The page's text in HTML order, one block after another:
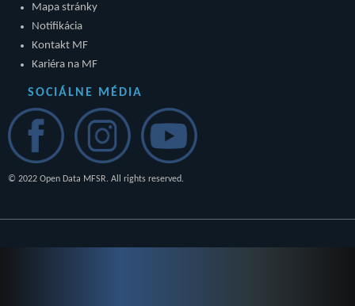
Mapa stránky
Notifikácia
Kontakt MF
Kariéra na MF
SOCIÁLNE MÉDIA
© 2022 Open Data MFSR. All rights reserved.